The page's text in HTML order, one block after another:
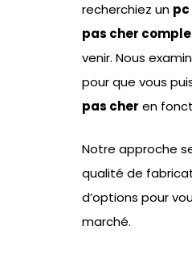
recherchiez un
pas cher
venir. Nous
pour que vous
pas cher en
Notre approche
qualité de
d’options pour
marché.